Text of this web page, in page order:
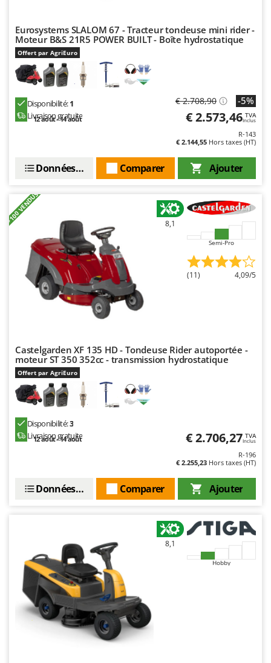
Mastercook
Masterpro
McCulloch
MCH
Michelin
Mille
More than chef
MOVA
Mowox
MTD
New O.M.R.A.
Nilfisk
Novital
NuAir
NuovaFac
O
Officine Savioli
Oliviero
Omas
Oriental Koshin
Outdoorchef
Palazzetti
Palumbo Pavi
Eurosystems SLALOM 67 - Tracteur tondeuse mini rider -
Moteur B&S 21R5 POWER BUILT - Boîte hydrostatique
Offert par AgriEuro
Disponibilité:1
Livraison gratuite
12 août - 14 août
€ 2.708,90 -5%
€ 2.573,46 TVA
Inclus
R-143
€ 2.144,55 Hors taxes (HT)
Ajouter
Comparer
Données techniques
+100 VENDUS 8,1
Semi-Pro
(11) 4,09/5
Castelgarden XF 135 HD - Tondeuse Rider autoportée -
moteur ST 350 352cc - transmission hydrostatique
Offert par AgriEuro
Disponibilité:3
Livraison gratuite
12 août - 14 août € 2.706,27 TVA
Inclus
R-196
€ 2.255,23 Hors taxes (HT)
Ajouter
Comparer
Données techniques
8,1
Hobby